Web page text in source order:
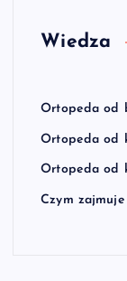
Wiedza
Ortopeda od
Ortopeda od
Ortopeda od
Czym